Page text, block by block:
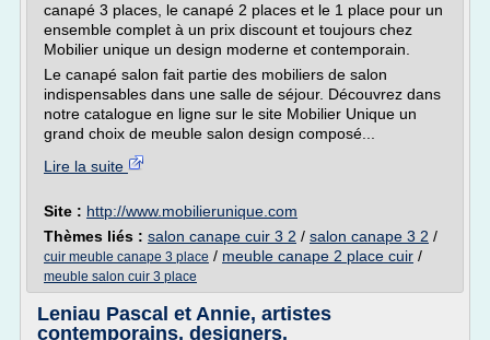
canapé 3 places, le canapé 2 places et le 1 place pour un
ensemble complet à un prix discount et toujours chez
Mobilier unique un design moderne et contemporain.
Le canapé salon fait partie des mobiliers de salon
indispensables dans une salle de séjour. Découvrez dans
notre catalogue en ligne sur le site Mobilier Unique un
grand choix de meuble salon design composé...
Lire la suite
Site : http://www.mobilierunique.com
Thèmes liés : salon canape cuir 3 2 / salon canape 3 2 /
cuir meuble canape 3 place / meuble canape 2 place cuir /
meuble salon cuir 3 place
Leniau Pascal et Annie, artistes
contemporains, designers.